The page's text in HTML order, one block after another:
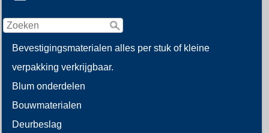
Bevestigingsmaterialen alles per stuk of kleine
verpakking verkrijgbaar.
Blum onderdelen
Bouwmaterialen
Deurbeslag